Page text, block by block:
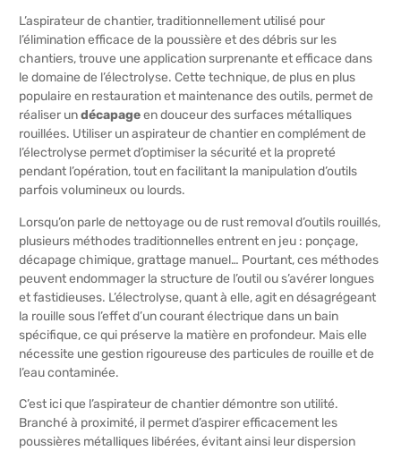
L’aspirateur de chantier, traditionnellement utilisé pour
l’élimination efficace de la poussière et des débris sur les
chantiers, trouve une application surprenante et efficace dans
le domaine de l’électrolyse. Cette technique, de plus en plus
populaire en restauration et maintenance des outils, permet de
réaliser undécapageen douceur des surfaces métalliques
rouillées. Utiliser un aspirateur de chantier en complément de
l’électrolyse permet d’optimiser la sécurité et la propreté
pendant l’opération, tout en facilitant la manipulation d’outils
parfois volumineux ou lourds.
Lorsqu’on parle de nettoyage ou de rust removal d’outils rouillés,
plusieurs méthodes traditionnelles entrent en jeu : ponçage,
décapage chimique, grattage manuel… Pourtant, ces méthodes
peuvent endommager la structure de l’outil ou s’avérer longues
et fastidieuses. L’électrolyse, quant à elle, agit en désagrégeant
la rouille sous l’effet d’un courant électrique dans un bain
spécifique, ce qui préserve la matière en profondeur. Mais elle
nécessite une gestion rigoureuse des particules de rouille et de
l’eau contaminée.
C’est ici que l’aspirateur de chantier démontre son utilité.
Branché à proximité, il permet d’aspirer efficacement les
poussières métalliques libérées, évitant ainsi leur dispersion